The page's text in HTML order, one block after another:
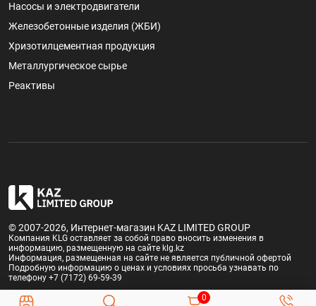
Насосы и электродвигатели
Железобетонные изделия (ЖБИ)
Хризотилцементная продукция
Металлургическое сырье
Реактивы
© 2007-2026, Интернет-магазин KAZ LIMITED GROUP
Компания KLG оставляет за собой право вносить изменения в
информацию, размещенную на сайте klg.kz
Информация, размещенная на сайте не является публичной офертой
Подробную информацию о ценах и условиях просьба узнавать по
телефону +7 (7172) 69-59-39
0